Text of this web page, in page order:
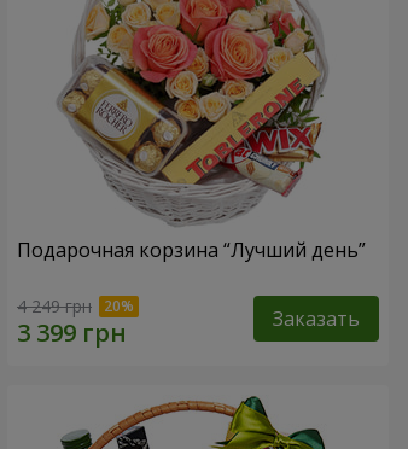
Подарочная корзина “Лучший день”
4 249 грн Заказать